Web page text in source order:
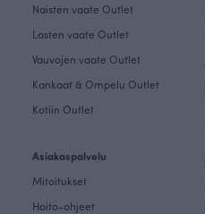
Naisten vaate Outlet
Lasten vaate Outlet
Vauvojen vaate Outlet
Kankaat & Ompelu Outlet
Kotiin Outlet
Asiakaspalvelu
Mitoitukset
Hoito-ohjeet